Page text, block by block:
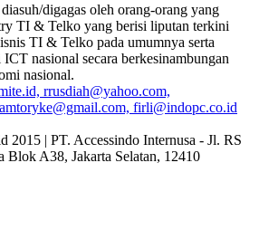
digagas oleh orang-orang yang
TI & Telko yang berisi liputan terkini
TI & Telko pada umumnya serta
nasional secara berkesinambungan
nasional.
rrusdiah@yahoo.com,
firli@indopc.co.id
| PT. Accessindo Internusa - Jl. RS
Blok A38, Jakarta Selatan, 12410